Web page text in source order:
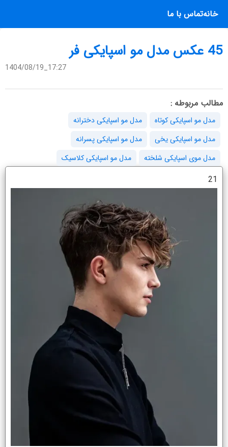
خانهتماس با ما
45 عکس مدل مو اسپایکی فر
1404/08/19_17:27
مطالب مربوطه :
مدل مو اسپایکی کوتاه
مدل مو اسپایکی دخترانه
مدل مو اسپایکی یخی
مدل مو اسپایکی پسرانه
مدل موی اسپایکی شلخته
مدل مو اسپایکی کلاسیک
21